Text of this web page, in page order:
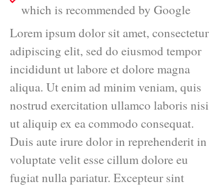
which is recommended by Google
Lorem ipsum dolor sit amet, consectetur
adipiscing elit, sed do eiusmod tempor
incididunt ut labore et dolore magna
aliqua. Ut enim ad minim veniam, quis
nostrud exercitation ullamco laboris nisi
ut aliquip ex ea commodo consequat.
Duis aute irure dolor in reprehenderit in
voluptate velit esse cillum dolore eu
fugiat nulla pariatur. Excepteur sint